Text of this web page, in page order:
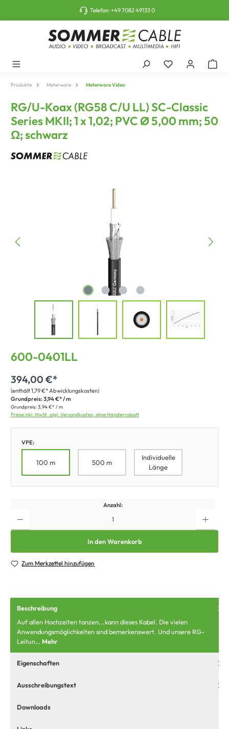
Telefon:+49 7082 49133 0
Produkte Meterware Meterware Video
RG/U-Koax (RG58 C/U LL) SC-Classic
Series MKII; 1 x 1,02; PVC Ø 5,00 mm; 50
Ω; schwarz
600-0401LL
394,00 €*
(enthält 1,79 €* Abwicklungskosten)
Grundpreis:3,94 €* / m
Grundpreis: 3,94 €* / m
Preise inkl. MwSt. zzgl. Versandkosten, ohne Händlerrabatt
VPE:
100 m 500 m
Individuelle
Länge
Anzahl:
In den Warenkorb
Zum Merkzettel hinzufügen
Beschreibung
Auf allen Hochzeiten tanzen...kann dieses Kabel. Die vielen
Anwendungsmöglichkeiten sind bemerkenswert. Und unsere RG-
Leitun… Mehr
Eigenschaften
Ausschreibungstext
Downloads